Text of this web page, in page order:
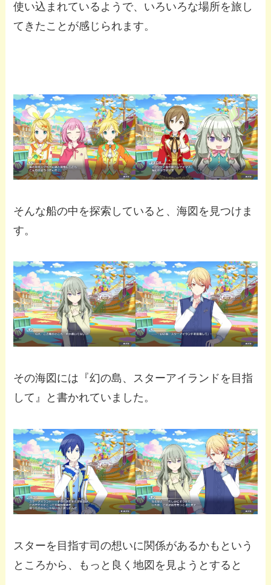
使い込まれているようで、いろいろな場所を旅し
てきたことが感じられます。
そんな船の中を探索していると、海図を見つけま
す。
その海図には『幻の島、スターアイランドを目指
して』と書かれていました。
スターを目指す司の想いに関係があるかもという
ところから、もっと良く地図を見ようとすると